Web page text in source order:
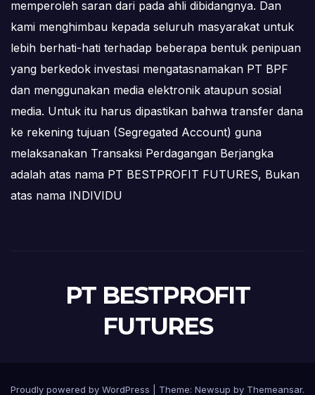
memperoleh saran dari pada ahli dibidangnya. Dan
kami menghimbau kepada seluruh masyarakat untuk
lebih berhati-hati terhadap beberapa bentuk penipuan
yang berkedok investasi mengatasnamakan PT BPF
dan menggunakan media elektronik ataupun sosial
media. Untuk itu harus dipastikan bahwa transfer dana
ke rekening tujuan (Segregated Account) guna
melaksanakan Transaksi Perdagangan Berjangka
adalah atas nama PT BESTPROFIT FUTURES, Bukan
atas nama INDIVIDU
PT BESTPROFIT
FUTURES
Proudly powered by WordPress Theme: Newsup by Themeansar.